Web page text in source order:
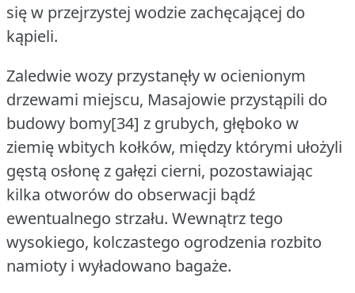
się w przejrzystej wodzie zachęcającej do
kąpieli.
Zaledwie wozy przystanęły w ocienionym
drzewami miejscu, Masajowie przystąpili do
budowy bomy[34] z grubych, głęboko w
ziemię wbitych kołków, między którymi ułożyli
gęstą osłonę z gałęzi cierni, pozostawiając
kilka otworów do obserwacji bądź
ewentualnego strzału. Wewnątrz tego
wysokiego, kolczastego ogrodzenia rozbito
namioty i wyładowano bagaże.